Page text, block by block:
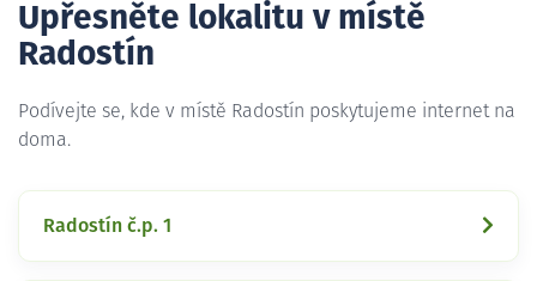
Upřesněte lokalitu v místě
Radostín
Podívejte se, kde v místě Radostín poskytujeme internet na
doma.
Radostín č.p. 1